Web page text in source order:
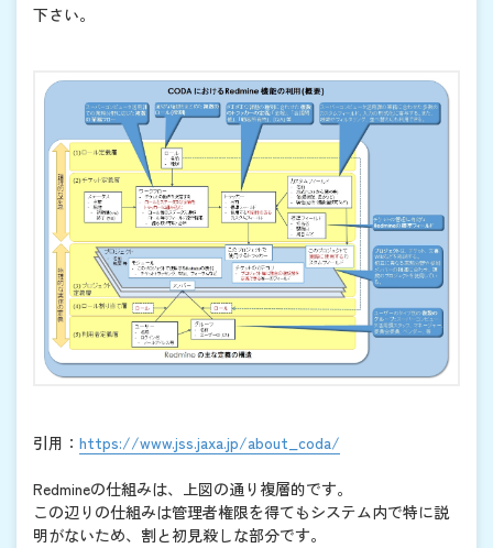
下さい。
引用： https://www.jss.jaxa.jp/about_coda/
Redmineの仕組みは、上図の通り複層的です。
この辺りの仕組みは管理者権限を得てもシステム内で特に説
明がないため、割と初見殺しな部分です。